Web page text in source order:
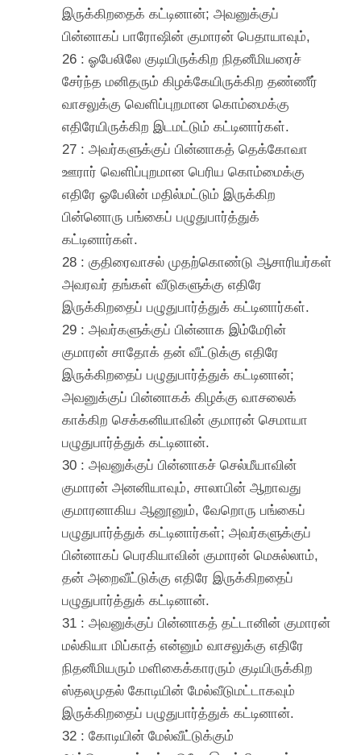
இருக்கிறதைக் கட்டினான்; அவனுக்குப்
பின்னாகப் பாரோஷின் குமாரன் பெதாயாவும்,
26 : ஓபேலிலே குடியிருக்கிற நிதனீமியரைச்
சேர்ந்த மனிதரும் கிழக்கேயிருக்கிற தண்ணீர்
வாசலுக்கு வெளிப்புறமான கொம்மைக்கு
எதிரேயிருக்கிற இடமட்டும் கட்டினார்கள்.
27 : அவர்களுக்குப் பின்னாகத் தெக்கோவா
ஊரார் வெளிப்புறமான பெரிய கொம்மைக்கு
எதிரே ஓபேலின் மதில்மட்டும் இருக்கிற
பின்னொரு பங்கைப் பழுதுபார்த்துக்
கட்டினார்கள்.
28 : குதிரைவாசல் முதற்கொண்டு ஆசாரியர்கள்
அவரவர் தங்கள் வீடுகளுக்கு எதிரே
இருக்கிறதைப் பழுதுபார்த்துக் கட்டினார்கள்.
29 : அவர்களுக்குப் பின்னாக இம்மேரின்
குமாரன் சாதோக் தன் வீட்டுக்கு எதிரே
இருக்கிறதைப் பழுதுபார்த்துக் கட்டினான்;
அவனுக்குப் பின்னாகக் கிழக்கு வாசலைக்
காக்கிற செக்கனியாவின் குமாரன் செமாயா
பழுதுபார்த்துக் கட்டினான்.
30 : அவனுக்குப் பின்னாகச் செல்மீயாவின்
குமாரன் அனனியாவும், சாலாபின் ஆறாவது
குமாரனாகிய ஆனூனும், வேறொரு பங்கைப்
பழுதுபார்த்துக் கட்டினார்கள்; அவர்களுக்குப்
பின்னாகப் பெரகியாவின் குமாரன் மெசுல்லாம்,
தன் அறைவீட்டுக்கு எதிரே இருக்கிறதைப்
பழுதுபார்த்துக் கட்டினான்.
31 : அவனுக்குப் பின்னாகத் தட்டானின் குமாரன்
மல்கியா மிப்காத் என்னும் வாசலுக்கு எதிரே
நிதனீமியரும் மளிகைக்காரரும் குடியிருக்கிற
ஸ்தலமுதல் கோடியின் மேல்வீடுமட்டாகவும்
இருக்கிறதைப் பழுதுபார்த்துக் கட்டினான்.
32 : கோடியின் மேல்வீட்டுக்கும்